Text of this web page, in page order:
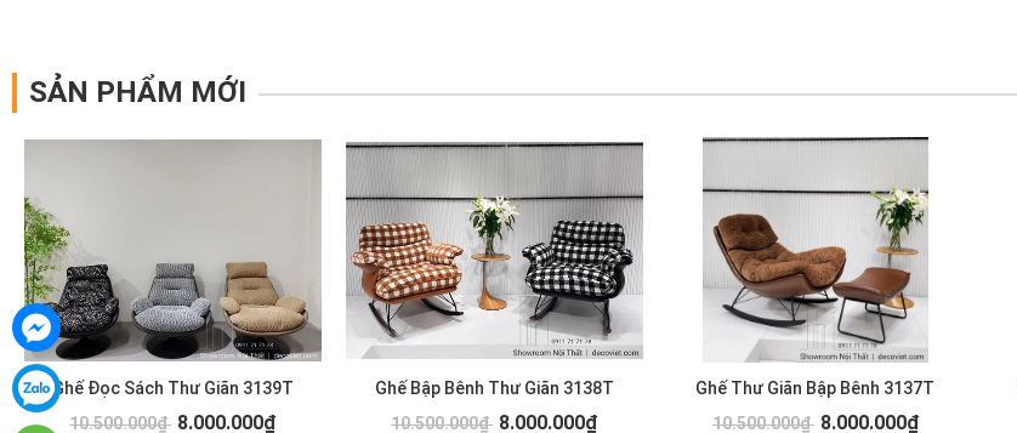
SẢN PHẨM MỚI
Ghế Đọc Sách Thư Giãn 3139T
10.500.000₫ 8.000.000₫
Ghế Bập Bênh Thư Giãn 3138T
10.500.000₫ 8.000.000₫
Ghế Thư Giãn Bập Bênh 3137T
10.500.000₫ 8.000.000₫